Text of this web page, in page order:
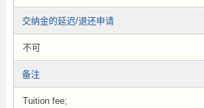
交纳金的延迟/退还申请
不可
备注
Tuition fee;